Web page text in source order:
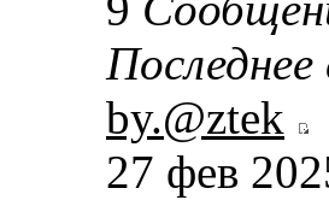
by.@ztek
27 фев